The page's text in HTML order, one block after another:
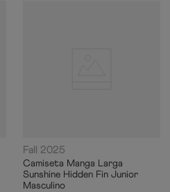
Fall 2025
Camiseta Manga Larga
Sunshine Hidden Fin Junior
Masculino